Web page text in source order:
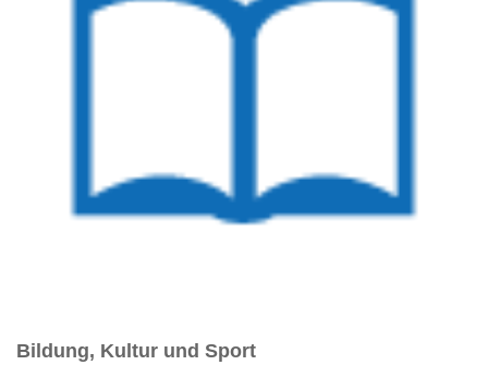
Bildung, Kultur und Sport